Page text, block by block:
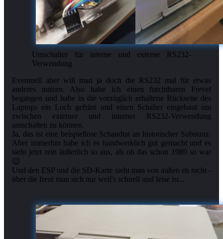
Umschalter für interne und externe RS232-
Verwendung
Eventuell aber will man ja doch die RS232 mal für etwas
anderes nutzen. Also habe ich einen furchtbaren Frevel
begangen und habe in die vorzüglich erhaltene Rückseite des
Laptops ein Loch gefräst und einen Schalter eingebaut um
zwischen externer und interner RS232-Verwendung
umschalten zu können.
Ja, das ist eine beispiellose Schandtat an historischer Substanz.
Aber immerhin habe ich es handwerklich gut gemacht und es
sieht jetzt rein äußerlich so aus, als ob das schon 1989 so war
😉
Und den ESP und die SD-Karte sieht man von außen eh nicht -
über die freut man sich nur weil's schnell und leise ist...